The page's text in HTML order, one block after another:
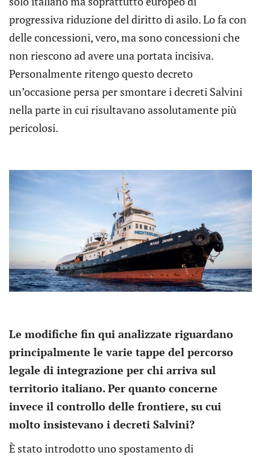
progressiva riduzione del diritto di asilo. Lo fa con
delle concessioni, vero, ma sono concessioni che
non riescono ad avere una portata incisiva.
Personalmente ritengo questo decreto
un’occasione persa per smontare i decreti Salvini
nella parte in cui risultavano assolutamente più
pericolosi.
Le modifiche fin qui analizzate riguardano
principalmente le varie tappe del percorso
legale di integrazione per chi arriva sul
territorio italiano. Per quanto concerne
invece il controllo delle frontiere, su cui
molto insistevano i decreti Salvini?
È stato introdotto uno spostamento di